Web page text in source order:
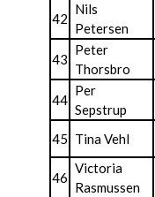
42
Nils
Petersen
43
Peter
Thorsbro
44
Per
Sepstrup
45 Tina Vehl
46
Victoria
Rasmussen